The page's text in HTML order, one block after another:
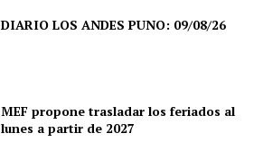
DIARIO LOS ANDES PUNO: 09/08/26
MEF propone trasladar los feriados al
lunes a partir de 2027